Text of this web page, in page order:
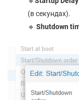
(в секундах).
🔹 Shutdown